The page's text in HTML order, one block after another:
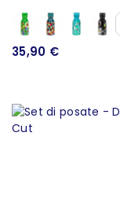
35,90 €